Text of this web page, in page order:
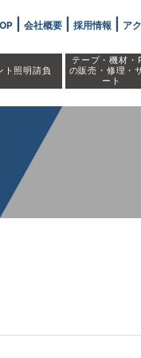
| 会社概要| 採用情報 ア
ト照明請負
テープ・機材・
の販売・修理・
ート